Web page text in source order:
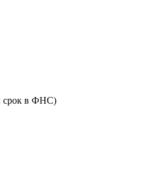
срок в ФНС)